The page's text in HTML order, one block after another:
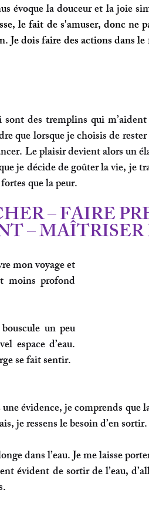
évoque la douceur et la joie
le fait de s'amuser, donc ne
Je dois faire des actions dans
des tremplins qui m’aident
que lorsque je choisis de
Le plaisir devient alors un
je décide de goûter la vie, je
que la peur.
– FAIRE
–
mon voyage et
moins profond
un peu
espace d’eau.
se fait sentir.
évidence, je comprends que
je ressens le besoin d’en sortir.
dans l’eau. Je me laisse
évident de sortir de l’eau,